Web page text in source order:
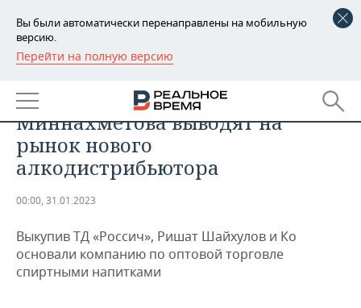
Вы были автоматически перенаправлены на мобильную
версию.
Перейти на полную версию
РЕГИОНЫ
БАШКОРТОСТАН
ТАТАРСТАН
УДМУРТИЯ
НОВОСТИ
АНАЛИТИКА
НОВОСТИ АНАЛИТИКИ
ДЕКЛАРАЦИИ О ДОХОДАХ
КОРОЛИ ГОСЗАКАЗА ПФО
ВУЗЫ ТАТАРСТАНА
ЭКОНОМИКА
НОВОСТИ ЭКОНОМИКИ
ФИНАНСЫ
БАНКИ
ПРОМЫШЛЕННОСТЬ
НОВОСТИ
ПРОМЫШЛЕННОСТИ
НЕДВИЖИМОСТЬ
НОВОСТИ НЕДВИЖИМОСТИ
АВТО
Соратники Ирека
Миннахметова выводят на
рынок нового
алкодистрибьютора
00:00, 31.01.2023
Выкупив ТД «Россич», Ришат Шайхулов и Ко
основали компанию по оптовой торговле
спиртными напитками